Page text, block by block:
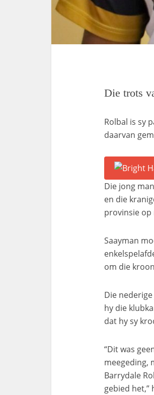
Die trots
Rolbal is sy
daarvan
Die jong
en die
provinsie op
Saayman
om die
Die
hy die
dat hy sy
“Dit was
meegeding,
Barrydale
gebied het,”